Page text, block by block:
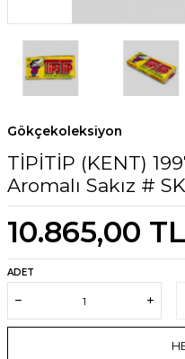
Gökçekoleksiyon
TİPİTİP (KENT)
Aromalı Sakız #
10.865,00 TL
ADET